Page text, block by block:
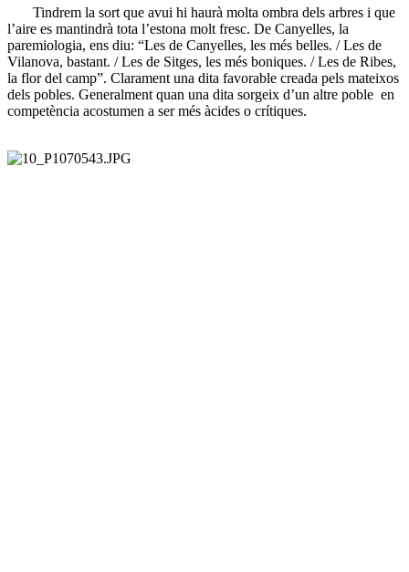
Tindrem la sort que avui hi haurà molta ombra dels arbres i que
l’aire es mantindrà tota l’estona molt fresc. De Canyelles, la
paremiologia, ens diu: “Les de Canyelles, les més belles. / Les de
Vilanova, bastant. / Les de Sitges, les més boniques. / Les de Ribes,
la flor del camp”. Clarament una dita favorable creada pels mateixos
dels pobles. Generalment quan una dita sorgeix d’un altre poble en
competència acostumen a ser més àcides o crítiques.